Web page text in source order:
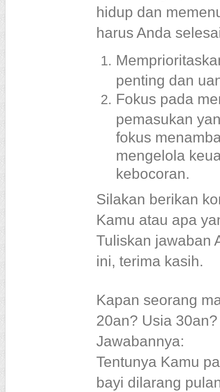
hidup dan
harus Anda
penting dan
Fokus pada
pemasukan
fokus
mengelola
kebocoran.
Silakan berikan
Kamu atau apa
Tuliskan jawaban
ini, terima kasih.
Kapan seorang
20an? Usia 30an?
Jawabannya:
Tentunya Kamu
bayi dilarang